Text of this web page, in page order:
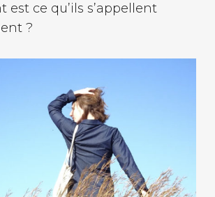
est ce qu’ils s’appellent
?